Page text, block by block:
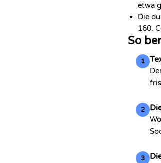
etwa
Die
160.
So
1
2
3